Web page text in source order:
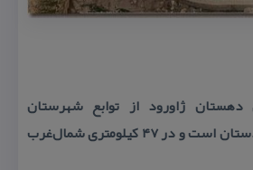
دهستان ژاورود از توابع شهرستان
كامیاران در استان كردستان است و در ۴۷ كیلومتری شمال‌غرب